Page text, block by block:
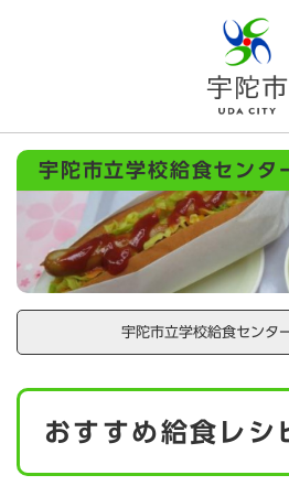
メニューを飛ばし
宇陀市立学校給食センタ
宇陀市立学校給食センタ
本
おすすめ給食レシ